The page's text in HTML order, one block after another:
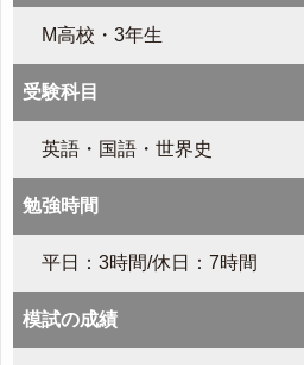
M高校・3年生
受験科目
英語・国語・世界史
勉強時間
平日：3時間/休日：7時間
模試の成績